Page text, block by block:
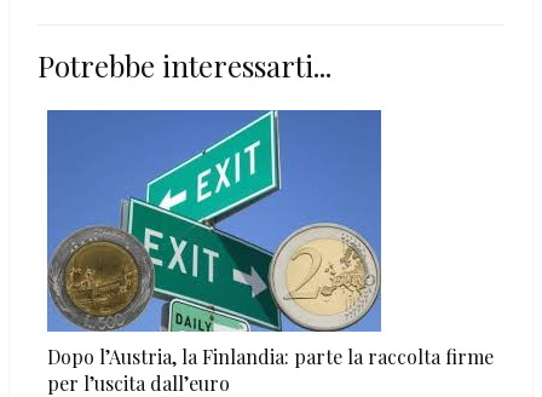
Potrebbe interessarti...
Dopo l’Austria, la Finlandia: parte la raccolta firme
per l’uscita dall’euro